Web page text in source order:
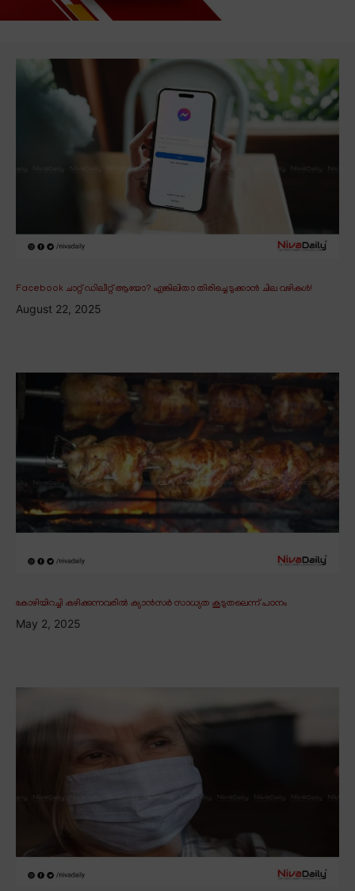
Facebook ചാറ്റ് ഡിലീറ്റ് ആയോ? എങ്കിലിതാ തിരിച്ചെടുക്കാൻ ചില വഴികൾ!
August 22, 2025
കോഴിയിറച്ചി കഴിക്കുന്നവരിൽ ക്യാൻസർ സാധ്യത കൂടുതലെന്ന് പഠനം
May 2, 2025